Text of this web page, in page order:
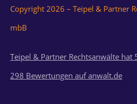
Copyright 2026 – Teipel & Partner
mbB
Teipel & Partner Rechtsanwälte hat
298 Bewertungen auf anwalt.de